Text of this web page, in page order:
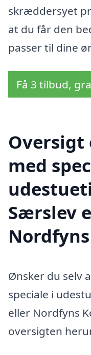
skræddersyet
at du får den
passer til dine
Få 3 tilbud,
med
Særslev
Ønsker du selv
speciale i
eller Nordfyns
oversigten